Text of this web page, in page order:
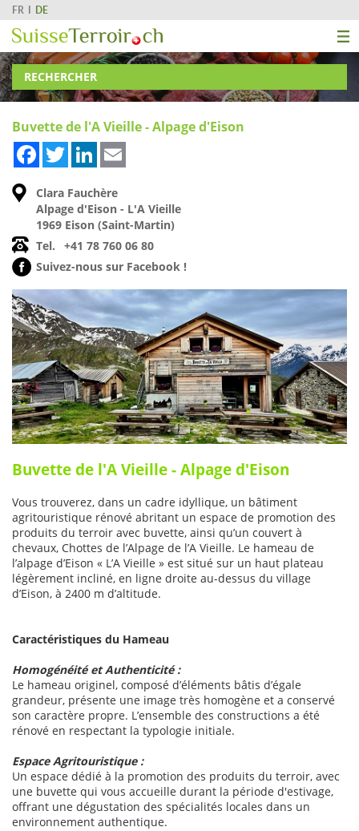
FR DE
RECHERCHER
Buvette de l'A Vieille - Alpage d'Eison
FacebookTwitterLinkedIn
Clara Fauchère
Alpage d'Eison - L'A Vieille
1969 Eison (Saint-Martin)
Tel.
+41 78 760 06 80
Suivez-nous sur Facebook !
Buvette de l'A Vieille - Alpage d'Eison
Vous trouverez, dans un cadre idyllique, un bâtiment
agritouristique rénové abritant un espace de promotion des
produits du terroir avec buvette, ainsi qu’un couvert à
chevaux, Chottes de l’Alpage de l’A Vieille. Le hameau de
l’alpage d’Eison « L’A Vieille » est situé sur un haut plateau
légèrement incliné, en ligne droite au-dessus du village
d’Eison, à 2400 m d’altitude.
Caractéristiques du Hameau
Homogénéité et Authenticité :
Le hameau originel, composé d’éléments bâtis d’égale
grandeur, présente une image très homogène et a conservé
son caractère propre. L’ensemble des constructions a été
rénové en respectant la typologie initiale.
Espace Agritouristique :
Un espace dédié à la promotion des produits du terroir, avec
une buvette qui vous accueille durant la période d'estivage,
offrant une dégustation des spécialités locales dans un
environnement authentique.